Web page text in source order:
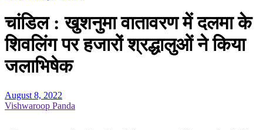
चांडिल : खुशनुमा वातावरण में दलमा के
शिवलिंग पर हजारों श्रद्धालुओं ने किया
जलाभिषेक
August 8, 2022
Vishwaroop Panda